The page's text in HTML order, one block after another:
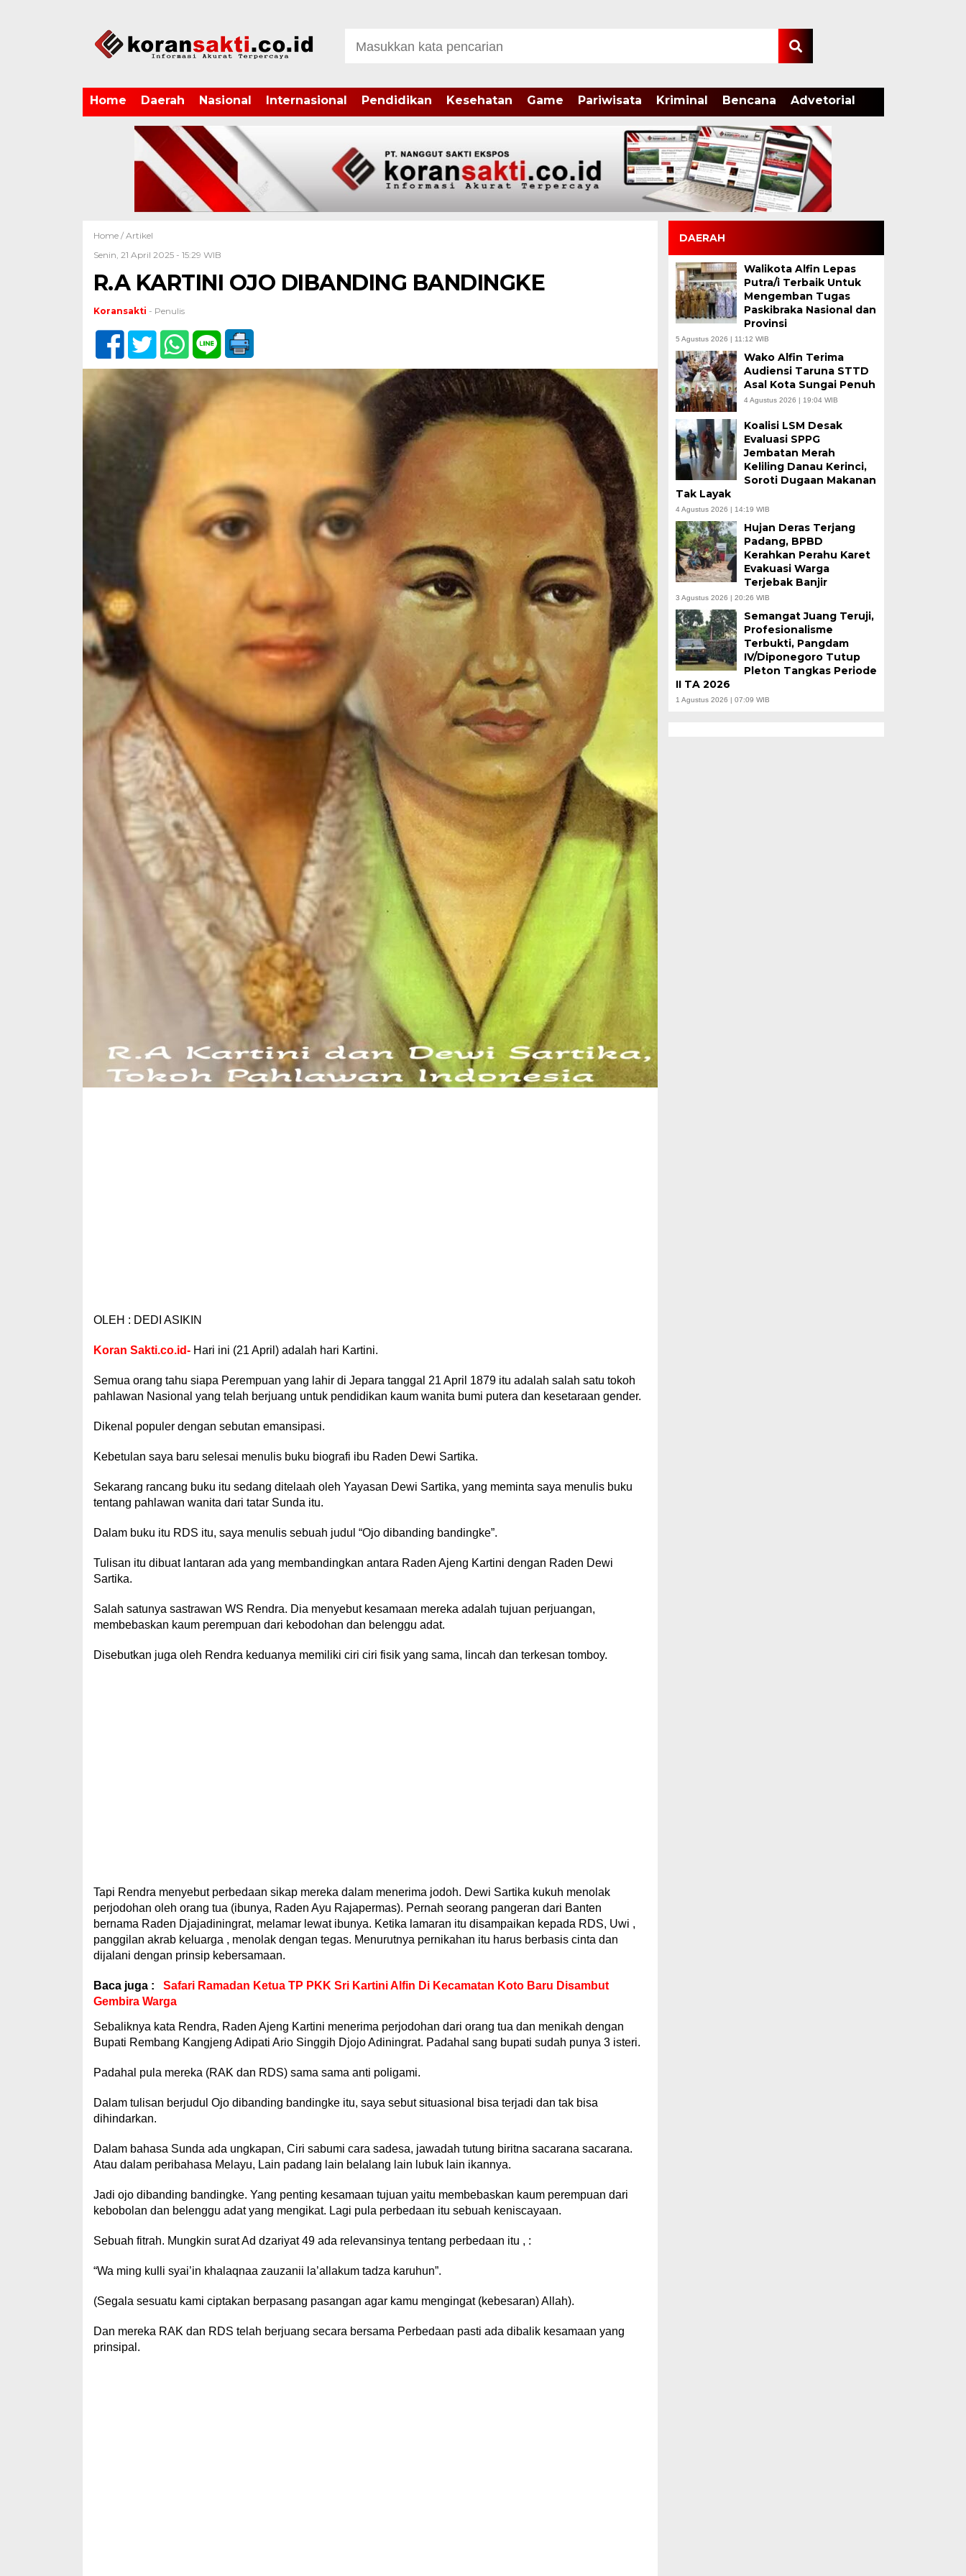
Home Daerah Nasional Internasional Pendidikan Kesehatan Game Pariwisata Kriminal Bencana Advetorial
Home / Artikel
Senin, 21 April 2025 - 15:29 WIB
R.A KARTINI OJO DIBANDING BANDINGKE
Koransakti - Penulis
OLEH : DEDI ASIKIN
Koran Sakti.co.id- Hari ini (21 April) adalah hari Kartini.
Semua orang tahu siapa Perempuan yang lahir di Jepara tanggal 21 April 1879 itu adalah salah satu tokoh
pahlawan Nasional yang telah berjuang untuk pendidikan kaum wanita bumi putera dan kesetaraan gender.
Dikenal populer dengan sebutan emansipasi.
Kebetulan saya baru selesai menulis buku biografi ibu Raden Dewi Sartika.
Sekarang rancang buku itu sedang ditelaah oleh Yayasan Dewi Sartika, yang meminta saya menulis buku
tentang pahlawan wanita dari tatar Sunda itu.
Dalam buku itu RDS itu, saya menulis sebuah judul “Ojo dibanding bandingke”.
Tulisan itu dibuat lantaran ada yang membandingkan antara Raden Ajeng Kartini dengan Raden Dewi
Sartika.
Salah satunya sastrawan WS Rendra. Dia menyebut kesamaan mereka adalah tujuan perjuangan,
membebaskan kaum perempuan dari kebodohan dan belenggu adat.
Disebutkan juga oleh Rendra keduanya memiliki ciri ciri fisik yang sama, lincah dan terkesan tomboy.
Tapi Rendra menyebut perbedaan sikap mereka dalam menerima jodoh. Dewi Sartika kukuh menolak
perjodohan oleh orang tua (ibunya, Raden Ayu Rajapermas). Pernah seorang pangeran dari Banten
bernama Raden Djajadiningrat, melamar lewat ibunya. Ketika lamaran itu disampaikan kepada RDS, Uwi ,
panggilan akrab keluarga , menolak dengan tegas. Menurutnya pernikahan itu harus berbasis cinta dan
dijalani dengan prinsip kebersamaan.
Baca juga :
Safari Ramadan Ketua TP PKK Sri Kartini Alfin Di Kecamatan Koto Baru Disambut
Gembira Warga
Sebaliknya kata Rendra, Raden Ajeng Kartini menerima perjodohan dari orang tua dan menikah dengan
Bupati Rembang Kangjeng Adipati Ario Singgih Djojo Adiningrat. Padahal sang bupati sudah punya 3 isteri.
Padahal pula mereka (RAK dan RDS) sama sama anti poligami.
Dalam tulisan berjudul Ojo dibanding bandingke itu, saya sebut situasional bisa terjadi dan tak bisa
dihindarkan.
Dalam bahasa Sunda ada ungkapan, Ciri sabumi cara sadesa, jawadah tutung biritna sacarana sacarana.
Atau dalam peribahasa Melayu, Lain padang lain belalang lain lubuk lain ikannya.
Jadi ojo dibanding bandingke. Yang penting kesamaan tujuan yaitu membebaskan kaum perempuan dari
kebobolan dan belenggu adat yang mengikat. Lagi pula perbedaan itu sebuah keniscayaan.
Sebuah fitrah. Mungkin surat Ad dzariyat 49 ada relevansinya tentang perbedaan itu , :
“Wa ming kulli syai’in khalaqnaa zauzanii la’allakum tadza karuhun”.
(Segala sesuatu kami ciptakan berpasang pasangan agar kamu mengingat (kebesaran) Allah).
Dan mereka RAK dan RDS telah berjuang secara bersama Perbedaan pasti ada dibalik kesamaan yang
prinsipal.
DAERAH
Walikota Alfin Lepas
Putra/i Terbaik Untuk
Mengemban Tugas
Paskibraka Nasional dan
Provinsi
5 Agustus 2026 | 11:12 WIB
Wako Alfin Terima
Audiensi Taruna STTD
Asal Kota Sungai Penuh
4 Agustus 2026 | 19:04 WIB
Koalisi LSM Desak
Evaluasi SPPG
Jembatan Merah
Keliling Danau Kerinci,
Soroti Dugaan Makanan
Tak Layak
4 Agustus 2026 | 14:19 WIB
Hujan Deras Terjang
Padang, BPBD
Kerahkan Perahu Karet
Evakuasi Warga
Terjebak Banjir
3 Agustus 2026 | 20:26 WIB
Semangat Juang Teruji,
Profesionalisme
Terbukti, Pangdam
IV/Diponegoro Tutup
Pleton Tangkas Periode
II TA 2026
1 Agustus 2026 | 07:09 WIB